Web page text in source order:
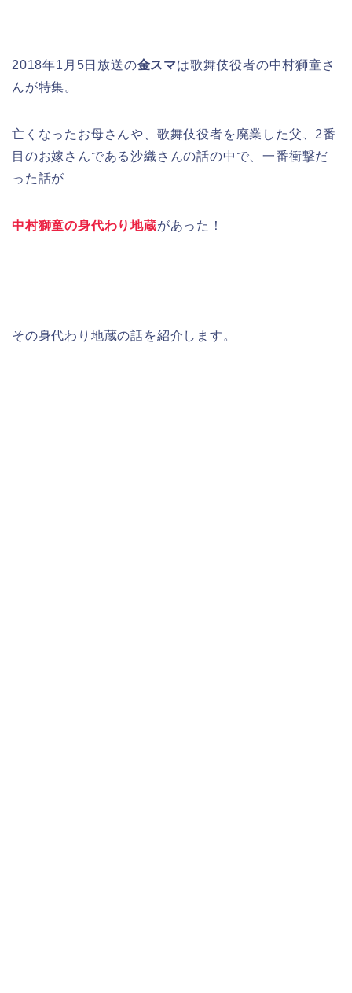
2018年1月5日放送の金スマは歌舞伎役者の中村獅童さ
んが特集。
亡くなったお母さんや、歌舞伎役者を廃業した父、2番
目のお嫁さんである沙織さんの話の中で、一番衝撃だ
った話が
中村獅童の身代わり地蔵があった！
その身代わり地蔵の話を紹介します。